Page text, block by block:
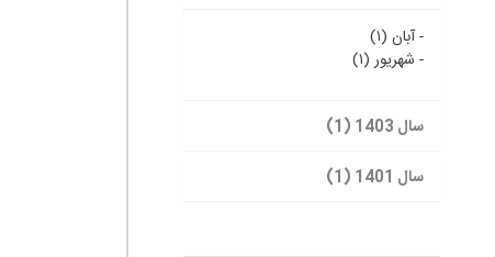
-آبان (۱)
- شهریور (۱)
سال 1403 (1)
سال 1401 (1)